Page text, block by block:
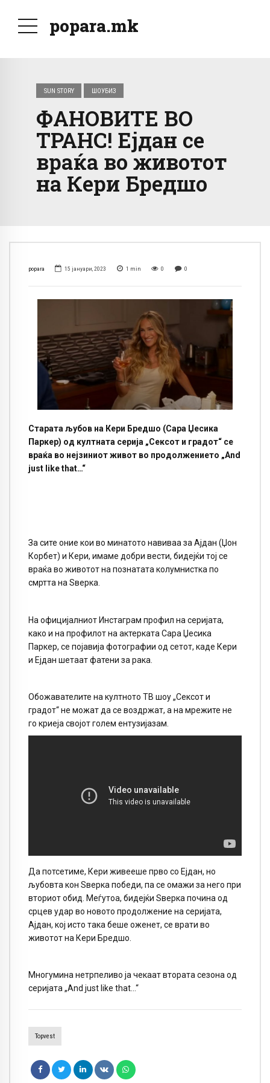
popara.mk
SUN STORY ШОУБИЗ
ФАНОВИТЕ ВО
ТРАНС! Ејдан се
враќа во животот
на Кери Бредшо
popara 15 јануари, 2023 1 min 0 0
Старата љубов на Кери Бредшо (Сара Џесика
Паркер) од култната серија „Сексот и градот“ се
враќа во нејзиниот живот во продолжението „And
just like that…“
За сите оние кои во минатото навиваа за Ајдан (Џон
Корбет) и Кери, имаме добри вести, бидејќи тој се
враќа во животот на познатата колумнистка по
смртта на Ѕверка.
На официјалниот Инстаграм профил на серијата,
како и на профилот на актерката Сара Џесика
Паркер, се појавија фотографии од сетот, каде Кери
и Ејдан шетаат фатени за рака.
Обожавателите на култното ТВ шоу „Сексот и
градот“ не можат да се воздржат, а на мрежите не
го криеја својот голем ентузијазам.
Да потсетиме, Кери живееше прво со Ејдан, но
љубовта кон Ѕверка победи, па се омажи за него при
вториот обид. Меѓутоа, бидејќи Ѕверка почина од
срцев удар во новото продолжение на серијата,
Ајдан, кој исто така беше оженет, се врати во
животот на Кери Бредшо.
Многумина нетрпеливо ја чекаат втората сезона од
серијата „And just like that…“
Topvest